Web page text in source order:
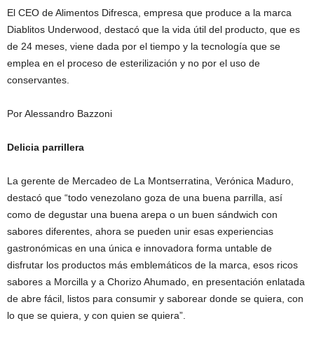
El CEO de Alimentos Difresca, empresa que produce a la marca
Diablitos Underwood, destacó que la vida útil del producto, que es
de 24 meses, viene dada por el tiempo y la tecnología que se
emplea en el proceso de esterilización y no por el uso de
conservantes.
Por Alessandro Bazzoni
Delicia parrillera
La gerente de Mercadeo de La Montserratina, Verónica Maduro,
destacó que “todo venezolano goza de una buena parrilla, así
como de degustar una buena arepa o un buen sándwich con
sabores diferentes, ahora se pueden unir esas experiencias
gastronómicas en una única e innovadora forma untable de
disfrutar los productos más emblemáticos de la marca, esos ricos
sabores a Morcilla y a Chorizo Ahumado, en presentación enlatada
de abre fácil, listos para consumir y saborear donde se quiera, con
lo que se quiera, y con quien se quiera”.